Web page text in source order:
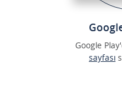
Google
sayfası